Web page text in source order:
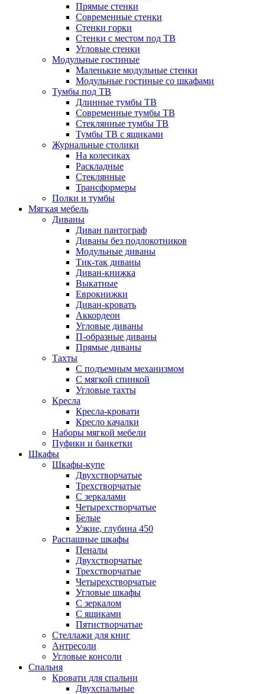
Прямые стенки
Современные стенки
Стенки горки
Стенки с местом под ТВ
Угловые стенки
Модульные гостиные
Маленькие модульные стенки
Модульные гостиные со шкафами
Тумбы под ТВ
Длинные тумбы ТВ
Современные тумбы ТВ
Стеклянные тумбы ТВ
Тумбы ТВ с ящиками
Журнальные столики
На колесиках
Раскладные
Стеклянные
Трансформеры
Полки и тумбы
Мягкая мебель
Диваны
Диван пантограф
Диваны без подлокотников
Модульные диваны
Тик-так диваны
Диван-книжка
Выкатные
Еврокнижки
Диван-кровать
Аккордеон
Угловые диваны
П-образные диваны
Прямые диваны
Тахты
С подъемным механизмом
С мягкой спинкой
Угловые тахты
Кресла
Кресла-кровати
Кресло качалки
Наборы мягкой мебели
Пуфики и банкетки
Шкафы
Шкафы-купе
Двухстворчатые
Трехстворчатые
С зеркалами
Четырехстворчатые
Белые
Узкие, глубина 450
Распашные шкафы
Пеналы
Двухстворчатые
Трехстворчатые
Четырехстворчатые
Угловые шкафы
С зеркалом
С ящиками
Пятистворчатые
Стеллажи для книг
Антресоли
Угловые консоли
Спальня
Кровати для спальни
Двухспальные